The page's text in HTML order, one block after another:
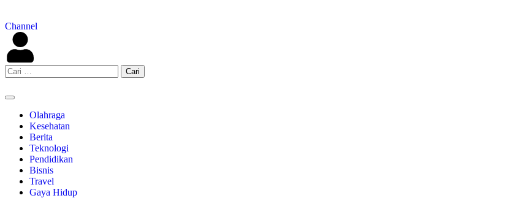
Channel
Olahraga
Kesehatan
Berita
Teknologi
Pendidikan
Bisnis
Travel
Gaya Hidup